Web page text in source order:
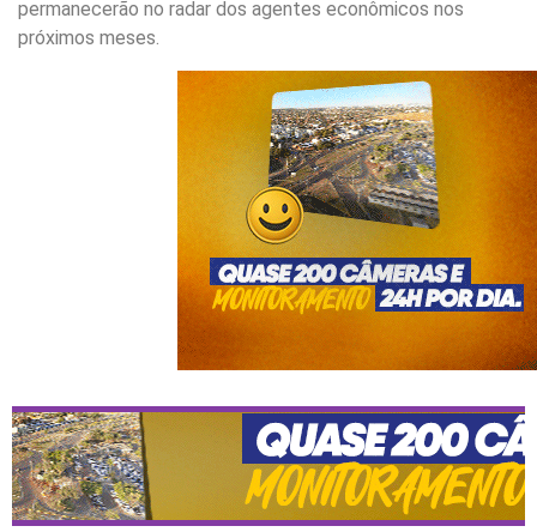
permanecerão no radar dos agentes econômicos nos
próximos meses.